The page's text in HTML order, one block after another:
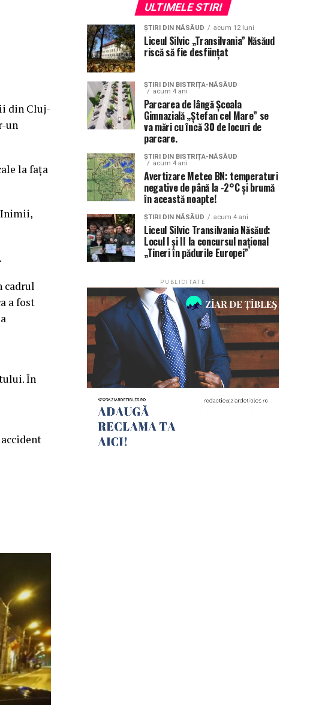
din Cluj-
un
la fața
Inimii,
cadrul
a fost
În
ULTIMELE STIRI
ȘTIRI DIN NĂSĂUD acum 12 luni
Liceul Silvic „Transilvania” Năsăud
riscă să fie desființat
ȘTIRI DIN BISTRIȚA-NĂSĂUD
acum 4 ani
Parcarea de lângă Școala
Gimnazială „Ștefan cel Mare” se
va mări cu încă 30 de locuri de
parcare.
ȘTIRI DIN BISTRIȚA-NĂSĂUD
acum 4 ani
Avertizare Meteo BN: temperaturi
negative de până la -2°C și brumă
în această noapte!
ȘTIRI DIN NĂSĂUD acum 4 ani
Liceul Silvic Transilvania Năsăud:
Locul I și II la concursul național
„Tineri în pădurile Europei”
PUBLICITATE